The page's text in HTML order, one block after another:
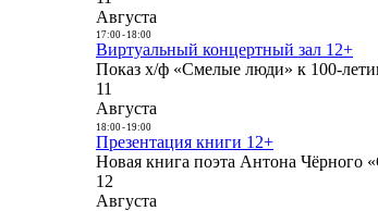
Августа
17:00- 18:00
Виртуальный концертный зал 12+
Показ х/ф «Смелые люди» к 100-
11
Августа
18:00- 19:00
Презентация книги 12+
Новая книга поэта Антона Чёрного
12
Августа